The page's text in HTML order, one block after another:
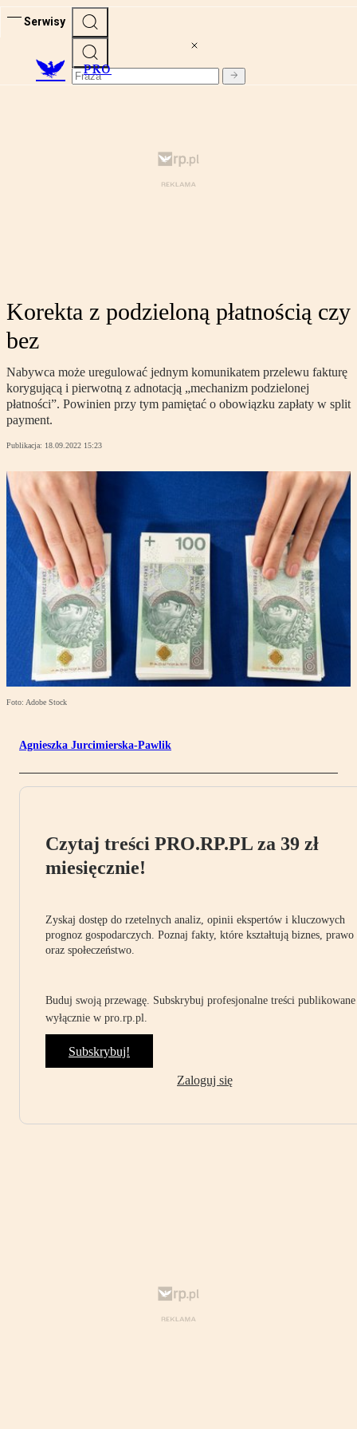
Serwisy
PRO
Korekta z podzieloną płatnością czy
bez
Nabywca może uregulować jednym komunikatem przelewu fakturę
korygującą i pierwotną z adnotacją „mechanizm podzielonej
płatności”. Powinien przy tym pamiętać o obowiązku zapłaty w split
payment.
Publikacja: 18.09.2022 15:23
Foto: Adobe Stock
Agnieszka Jurcimierska-Pawlik
Czytaj treści PRO.RP.PL za 39 zł
miesięcznie!
Zyskaj dostęp do rzetelnych analiz, opinii ekspertów i kluczowych
prognoz gospodarczych. Poznaj fakty, które kształtują biznes, prawo
oraz społeczeństwo.
Buduj swoją przewagę. Subskrybuj profesjonalne treści publikowane
wyłącznie w pro.rp.pl.
Subskrybuj!
Zaloguj się